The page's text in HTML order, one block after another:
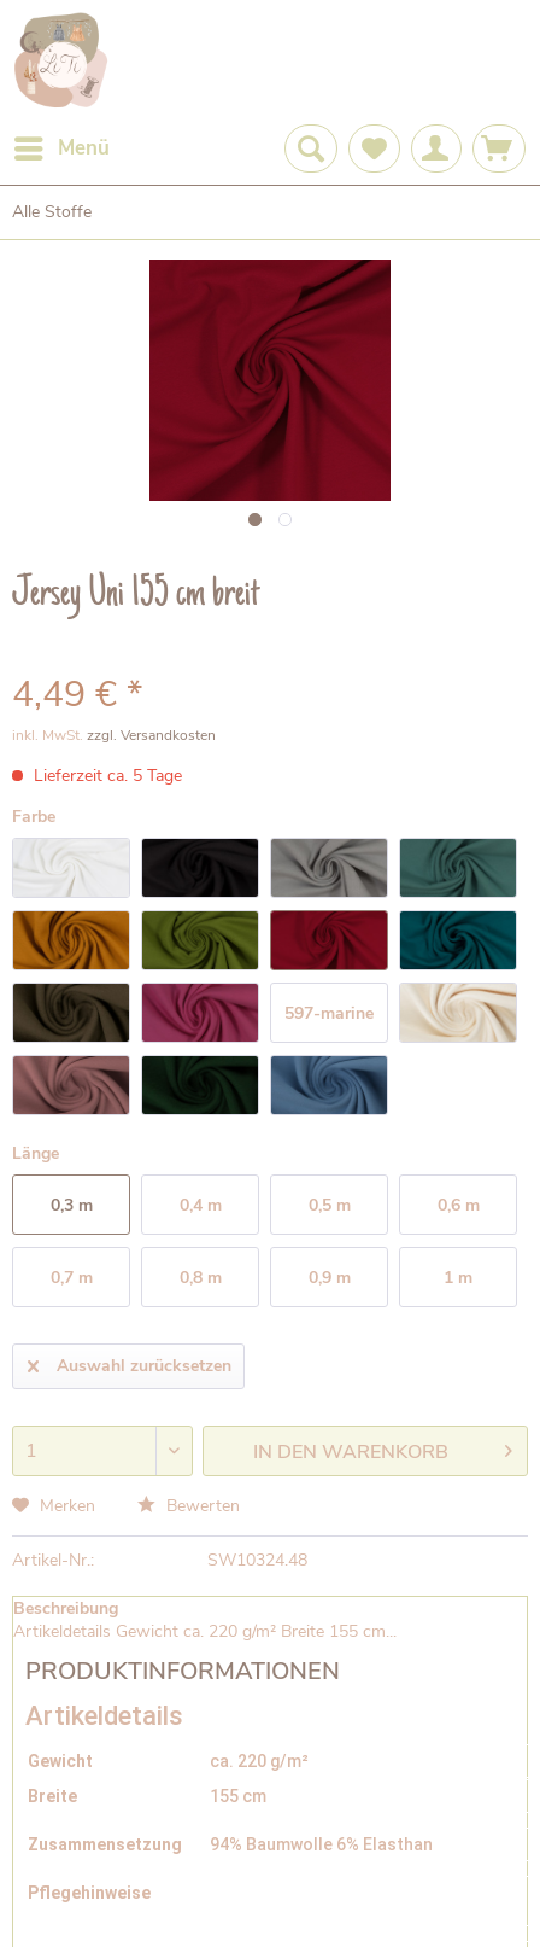
Menü
Alle Stoffe
Jersey Uni 155 cm breit
4,49 € *
inkl. MwSt. zzgl. Versandkosten
Lieferzeit ca. 5 Tage
Farbe
597-marine
Länge
0,3 m 0,4 m 0,5 m 0,6 m
0,7 m 0,8 m 0,9 m 1 m
Auswahl zurücksetzen
IN DEN WARENKORB
Merken Bewerten
Artikel-Nr.: SW10324.48
Beschreibung
Artikeldetails Gewicht ca. 220 g/m² Breite 155 cm...
PRODUKTINFORMATIONEN
Artikeldetails
Gewicht
ca. 220 g/m²
Breite
155 cm
Zusammensetzung 94% Baumwolle 6% Elasthan
Pflegehinweise